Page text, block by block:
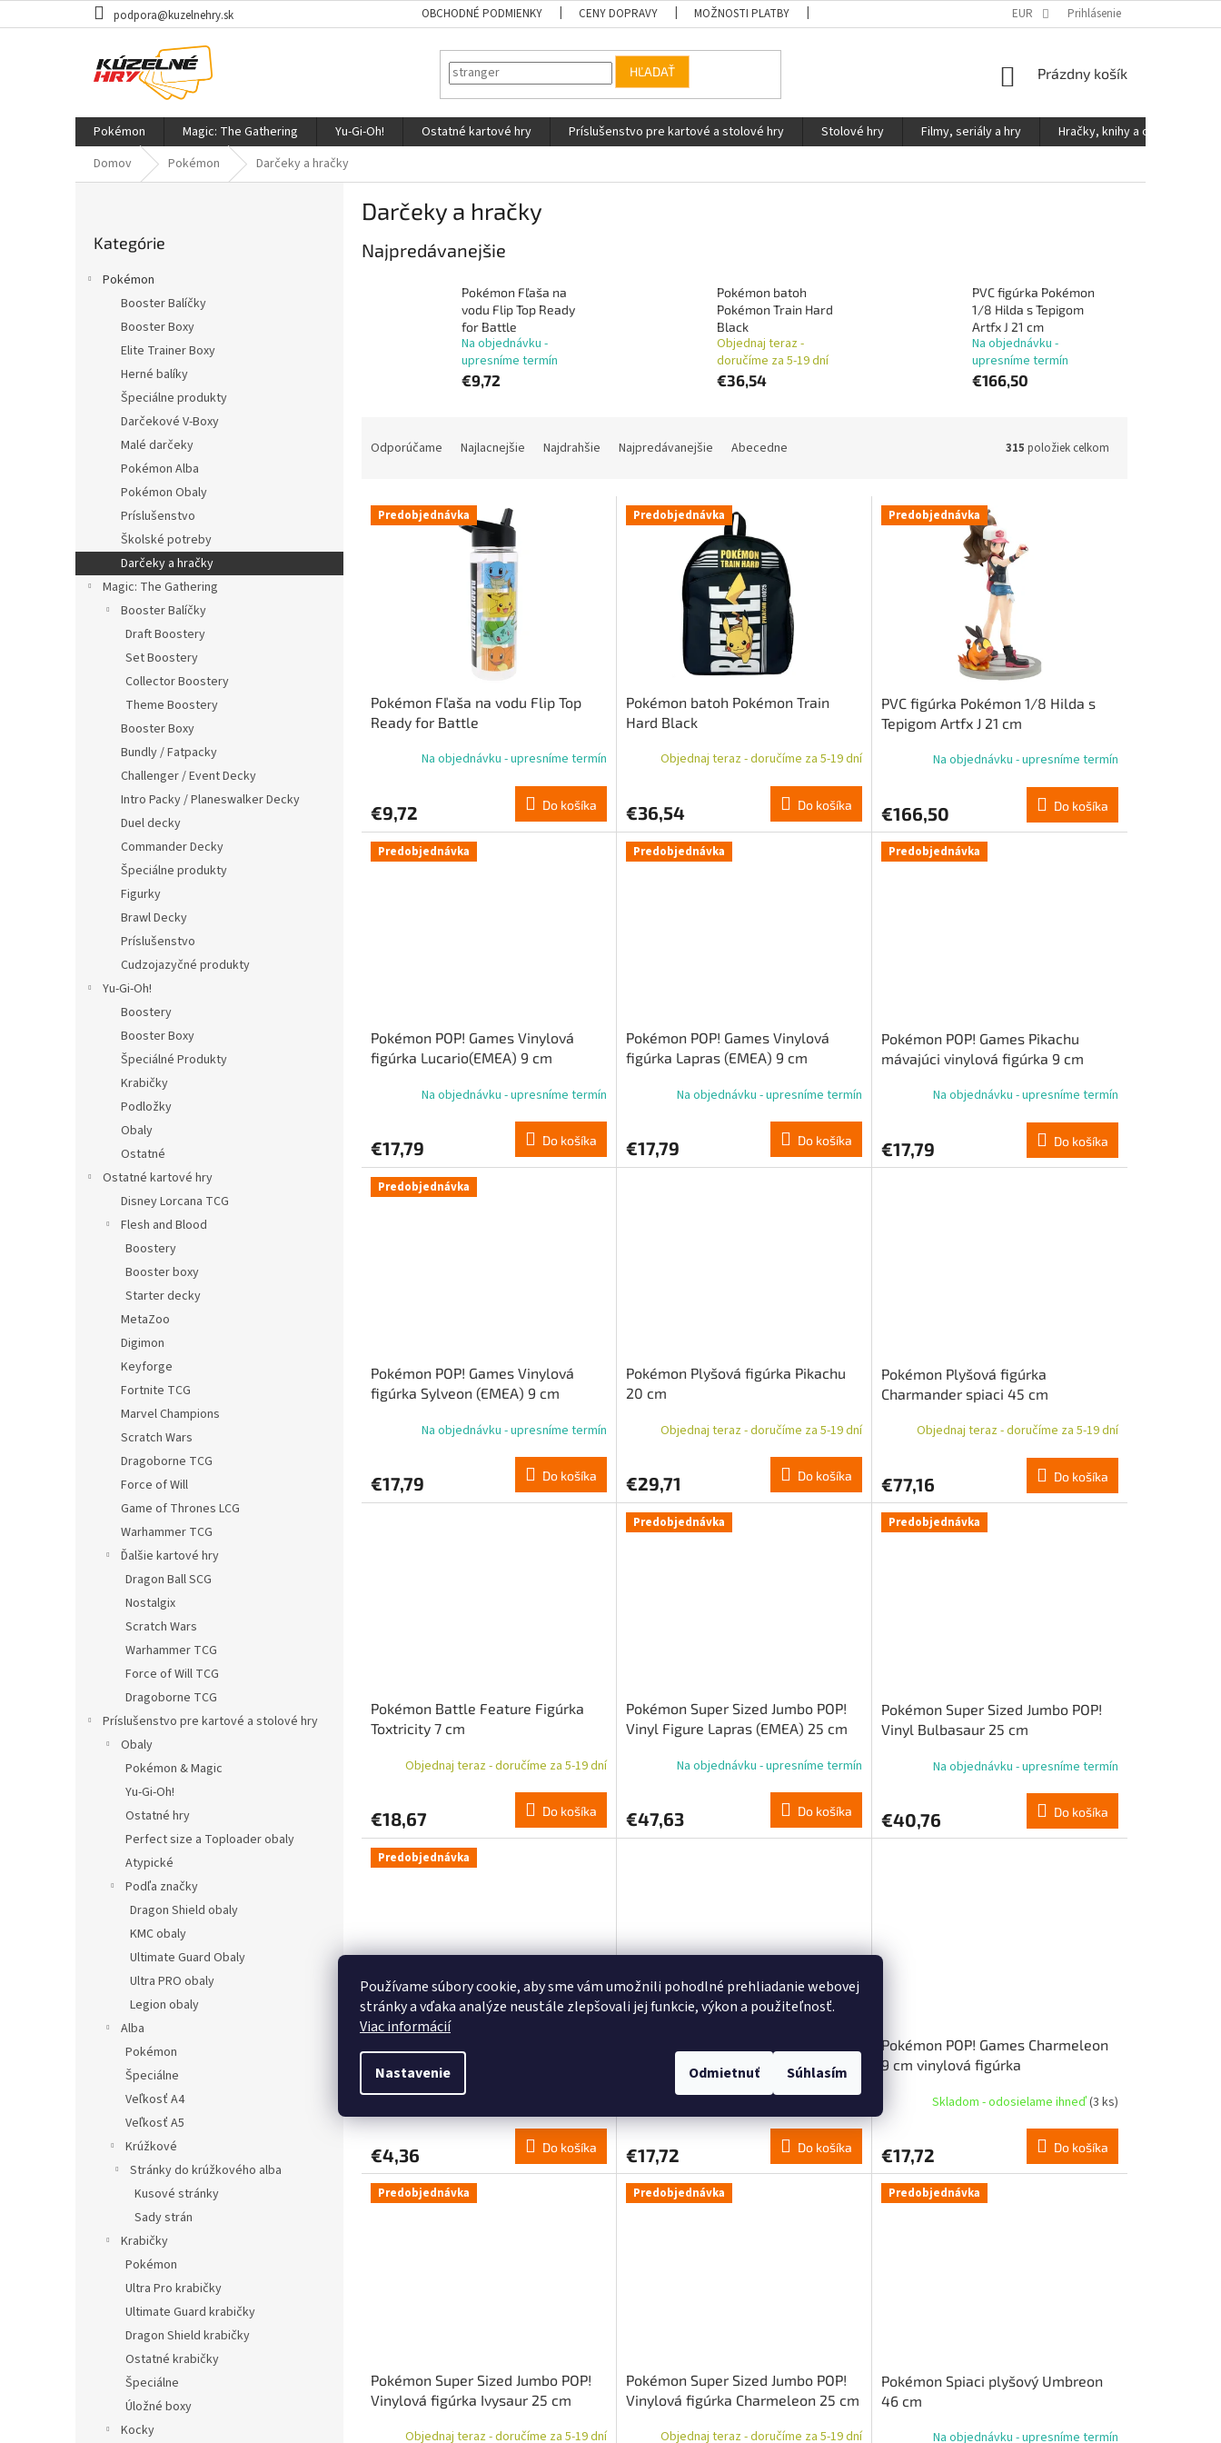
Používame súbory cookie, aby sme vám umožnili pohodlné prehliadanie webovej
stránky a vďaka analýze neustále zlepšovali jej funkcie, výkon a použiteľnosť.
Viac informácií
Nastavenie Odmietnuť Súhlasím
na
podpora@kuzelnehry.sk OBCHODNÉ PODMIENKY CENY DOPRAVY MOŽNOSTI PLATBY PODMIENKY OCHRANY OSOBNÝCH ÚDAJOV
EUR Prihlásenie
HĽADAŤ
NÁKUPNÝ
Prázdny košík
Pokémon Magic: The Gathering Yu-Gi-Oh! Ostatné kartové hry Príslušenstvo pre kartové a stolové hry Stolové hry Filmy, seriály a hry
Hračky, knihy a ostatné
Domov
Pokémon Darčeky a hračky
kategórie
Kategórie
Pokémon
Booster Balíčky
Booster Boxy
Elite Trainer Boxy
Herné balíky
Špeciálne produkty
Darčekové V-Boxy
Malé darčeky
Pokémon Alba
Pokémon Obaly
Príslušenstvo
Školské potreby
Darčeky a hračky
Magic: The Gathering
Booster Balíčky
Draft Boostery
Set Boostery
Collector Boostery
Theme Boostery
Booster Boxy
Bundly / Fatpacky
Challenger / Event Decky
Intro Packy / Planeswalker Decky
Duel decky
Commander Decky
Špeciálne produkty
Figurky
Brawl Decky
Príslušenstvo
Cudzojazyčné produkty
Yu-Gi-Oh!
Boostery
Booster Boxy
Špeciálné Produkty
Krabičky
Podložky
Obaly
Ostatné
Ostatné kartové hry
Disney Lorcana TCG
Flesh and Blood
Boostery
Booster boxy
Starter decky
MetaZoo
Digimon
Keyforge
Fortnite TCG
Marvel Champions
Scratch Wars
Dragoborne TCG
Force of Will
Game of Thrones LCG
Warhammer TCG
Ďalšie kartové hry
Dragon Ball SCG
Nostalgix
Scratch Wars
Warhammer TCG
Force of Will TCG
Dragoborne TCG
Príslušenstvo pre kartové a stolové hry
Obaly
Pokémon & Magic
Yu-Gi-Oh!
Ostatné hry
Perfect size a Toploader obaly
Atypické
Podľa značky
Dragon Shield obaly
KMC obaly
Ultimate Guard Obaly
Ultra PRO obaly
Legion obaly
Alba
Pokémon
Špeciálne
Veľkosť A4
Veľkosť A5
Krúžkové
Stránky do krúžkového alba
Kusové stránky
Sady strán
Krabičky
Pokémon
Ultra Pro krabičky
Ultimate Guard krabičky
Dragon Shield krabičky
Ostatné krabičky
Špeciálne
Úložné boxy
Kocky
Darčeky a hračky
Najpredávanejšie
Pokémon Fľaša na
vodu Flip Top Ready
for Battle
Na objednávku -
upresníme termín
€9,72
Pokémon batoh
Pokémon Train Hard
Black
Objednaj teraz -
doručíme za 5-19 dní
€36,54
PVC figúrka Pokémon
1/8 Hilda s Tepigom
Artfx J 21 cm
Na objednávku -
upresníme termín
€166,50
n
Odporúčame Najlacnejšie Najdrahšie Najpredávanejšie Abecedne 315 položiek celkom
V Predobjednávka
Pokémon Fľaša na vodu Flip Top
Ready for Battle
Na objednávku - upresníme termín
€9,72 Do košíka
Predobjednávka
Pokémon batoh Pokémon Train
Hard Black
Objednaj teraz - doručíme za 5-19 dní
€36,54 Do košíka
Predobjednávka
PVC figúrka Pokémon 1/8 Hilda s
Tepigom Artfx J 21 cm
Na objednávku - upresníme termín
€166,50 Do košíka
Predobjednávka
Pokémon POP! Games Vinylová
figúrka Lucario(EMEA) 9 cm
Na objednávku - upresníme termín
€17,79 Do košíka
Predobjednávka
Pokémon POP! Games Vinylová
figúrka Lapras (EMEA) 9 cm
Na objednávku - upresníme termín
€17,79 Do košíka
Predobjednávka
Pokémon POP! Games Pikachu
mávajúci vinylová figúrka 9 cm
Na objednávku - upresníme termín
€17,79 Do košíka
Predobjednávka
Pokémon POP! Games Vinylová
figúrka Sylveon (EMEA) 9 cm
Na objednávku - upresníme termín
€17,79 Do košíka
Pokémon Plyšová figúrka Pikachu
20 cm
Objednaj teraz - doručíme za 5-19 dní
€29,71 Do košíka
Pokémon Plyšová figúrka
Charmander spiaci 45 cm
Objednaj teraz - doručíme za 5-19 dní
€77,16 Do košíka
Pokémon Battle Feature Figúrka
Toxtricity 7 cm
Objednaj teraz - doručíme za 5-19 dní
€18,67 Do košíka
Predobjednávka
Pokémon Super Sized Jumbo POP!
Vinyl Figure Lapras (EMEA) 25 cm
Na objednávku - upresníme termín
€47,63 Do košíka
Predobjednávka
Pokémon Super Sized Jumbo POP!
Vinyl Bulbasaur 25 cm
Na objednávku - upresníme termín
€40,76 Do košíka
Predobjednávka
€4,36 Do košíka
vinylová figúrka 9 cm
€17,72 Do košíka
Pokémon POP! Games Charmeleon
9 cm vinylová figúrka
Skladom - odosielame ihneď(3 ks)
€17,72 Do košíka
Predobjednávka
Pokémon Super Sized Jumbo POP!
Vinylová figúrka Ivysaur 25 cm
Objednaj teraz - doručíme za 5-19 dní
Predobjednávka
Pokémon Super Sized Jumbo POP!
Vinylová figúrka Charmeleon 25 cm
Objednaj teraz - doručíme za 5-19 dní
Predobjednávka
Pokémon Spiaci plyšový Umbreon
46 cm
Na objednávku - upresníme termín